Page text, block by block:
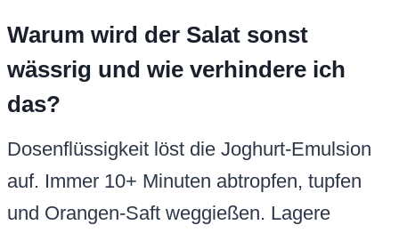
Warum wird der Salat sonst
wässrig und wie verhindere ich
das?
Dosenflüssigkeit löst die Joghurt-Emulsion
auf. Immer 10+ Minuten abtropfen, tupfen
und Orangen-Saft weggießen. Lagere